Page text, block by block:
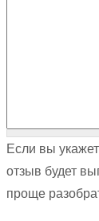
Если вы
отзыв будет
проще